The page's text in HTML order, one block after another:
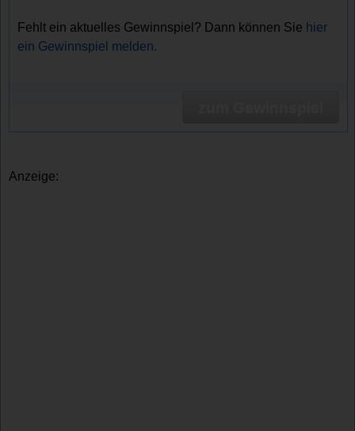
Fehlt ein aktuelles Gewinnspiel? Dann können Sie hier
ein Gewinnspiel melden.
Anzeige: